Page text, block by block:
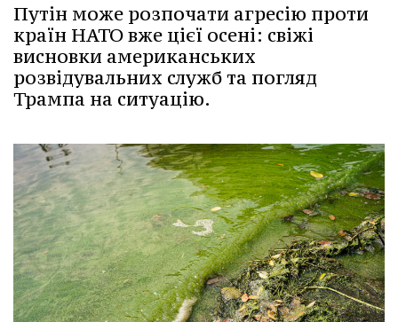
Путін може розпочати агресію проти
країн НАТО вже цієї осені: свіжі
висновки американських
розвідувальних служб та погляд
Трампа на ситуацію.